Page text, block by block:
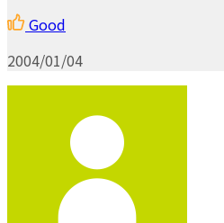
Good
2004/01/04